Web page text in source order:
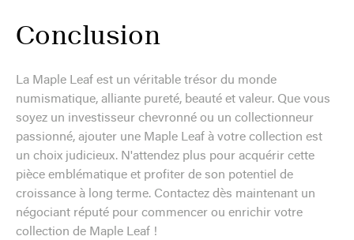
Conclusion
La Maple Leaf est un véritable trésor du monde
numismatique, alliante pureté, beauté et valeur. Que vous
soyez un investisseur chevronné ou un collectionneur
passionné, ajouter une Maple Leaf à votre collection est
un choix judicieux. N'attendez plus pour acquérir cette
pièce emblématique et profiter de son potentiel de
croissance à long terme. Contactez dès maintenant un
négociant réputé pour commencer ou enrichir votre
collection de Maple Leaf !